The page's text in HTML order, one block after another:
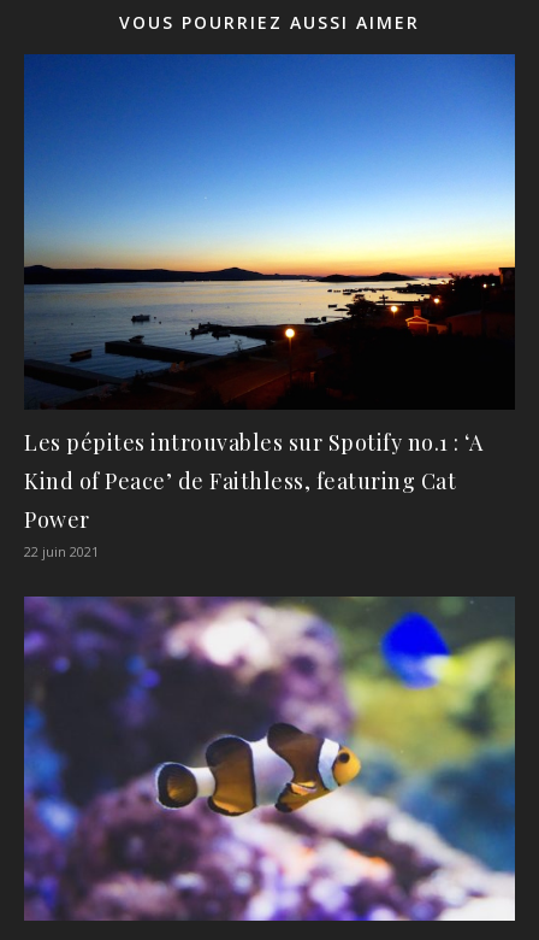
VOUS POURRIEZ AUSSI AIMER
Les pépites introuvables sur Spotify no.1 : ‘A
Kind of Peace’ de Faithless, featuring Cat
Power
22 juin 2021